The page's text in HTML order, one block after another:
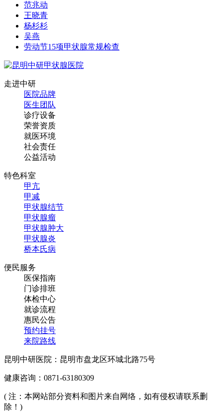
范兆动
王晓青
杨杉杉
吴燕
劳动节15项甲状腺常规检查
走进中研
医院品牌
医生团队
诊疗设备
荣誉资质
就医环境
社会责任
公益活动
特色科室
甲亢
甲减
甲状腺结节
甲状腺瘤
甲状腺肿大
甲状腺炎
桥本氏病
便民服务
医保指南
门诊排班
体检中心
就诊流程
惠民公告
预约挂号
来院路线
昆明中研医院：昆明市盘龙区环城北路75号
健康咨询：0871-63180309
( 注：本网站部分资料和图片来自网络，如有侵权请联系删
除！)